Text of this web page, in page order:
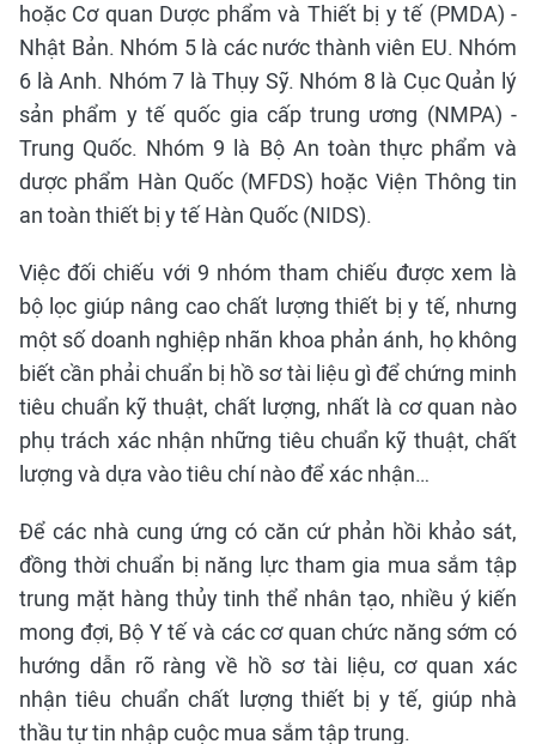
hoặc Cơ quan Dược phẩm và Thiết bị y tế (PMDA) -
Nhật Bản. Nhóm 5 là các nước thành viên EU. Nhóm
6 là Anh. Nhóm 7 là Thụy Sỹ. Nhóm 8 là Cục Quản lý
sản phẩm y tế quốc gia cấp trung ương (NMPA) -
Trung Quốc. Nhóm 9 là Bộ An toàn thực phẩm và
dược phẩm Hàn Quốc (MFDS) hoặc Viện Thông tin
an toàn thiết bị y tế Hàn Quốc (NIDS).
Việc đối chiếu với 9 nhóm tham chiếu được xem là
bộ lọc giúp nâng cao chất lượng thiết bị y tế, nhưng
một số doanh nghiệp nhãn khoa phản ánh, họ không
biết cần phải chuẩn bị hồ sơ tài liệu gì để chứng minh
tiêu chuẩn kỹ thuật, chất lượng, nhất là cơ quan nào
phụ trách xác nhận những tiêu chuẩn kỹ thuật, chất
lượng và dựa vào tiêu chí nào để xác nhận…
Để các nhà cung ứng có căn cứ phản hồi khảo sát,
đồng thời chuẩn bị năng lực tham gia mua sắm tập
trung mặt hàng thủy tinh thể nhân tạo, nhiều ý kiến
mong đợi, Bộ Y tế và các cơ quan chức năng sớm có
hướng dẫn rõ ràng về hồ sơ tài liệu, cơ quan xác
nhận tiêu chuẩn chất lượng thiết bị y tế, giúp nhà
thầu tự tin nhập cuộc mua sắm tập trung.